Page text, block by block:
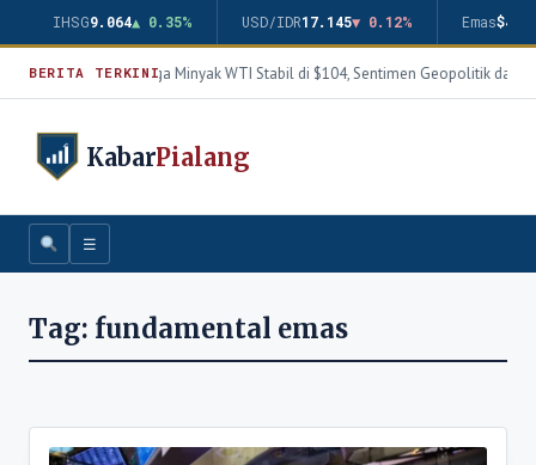
IHSG9.064▲ 0.35% USD/IDR17.145▼ 0.12% Emas
BERITA TERKINIHarga Minyak WTI Stabil di $104, Sentimen Geopolitik dan
KabarPialang
☰
Tag: fundamental emas